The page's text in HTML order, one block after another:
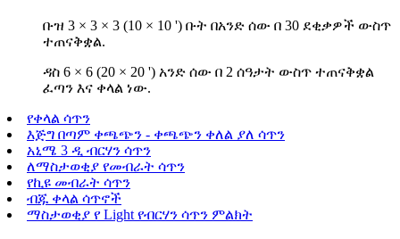
ቡዝ 3 × 3 × 3 (10 × 10 ') ቡት በአንድ ሰው በ 30 ደቂቃዎች ውስጥ
ተጠናቅቋል.
ዳስ 6 × 6 (20 × 20 ') አንድ ሰው በ 2 ሰዓታት ውስጥ ተጠናቅቋል
ፈጣን እና ቀላል ነው.
የቀላል ሳጥን
እጅግ በጣም ቀጫጭን - ቀጫጭን ቀለል ያለ ሳጥን
አኒሜ 3 ዲ ብርሃን ሳጥን
ለማስታወቂያ የመብራት ሳጥን
የኪዩ መብራት ሳጥን
ብጁ ቀላል ሳጥኖች
ማስታወቂያ የ Light የብርሃን ሳጥን ምልክት